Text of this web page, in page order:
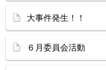
大事件発生！！
６月委員会活動